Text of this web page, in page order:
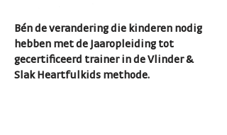
Bén de verandering die kinderen nodig
hebben met de Jaaropleiding tot
gecertificeerd trainer in de Vlinder &
Slak Heartfulkids methode.